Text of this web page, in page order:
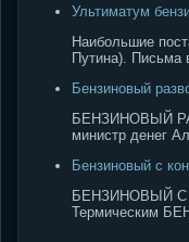
Ультиматум
Наибольшие
Путина). Письма
Бензиновый
БЕНЗИНОВЫЙ
министр денег
Бензиновый с
БЕНЗИНОВЫЙ С
Термическим